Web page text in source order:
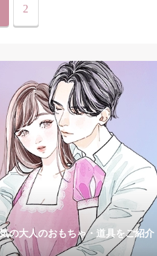
2
の大人のおもちゃ・道具をご紹介